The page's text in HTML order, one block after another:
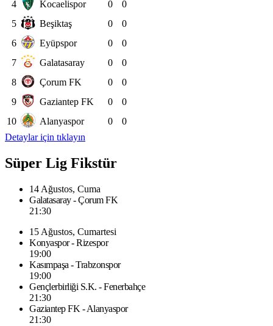
4 Kocaelispor 0
0
5
Beşiktaş 0
0
6
Eyüpspor 0
0
7
Galatasaray 0
0
8
Çorum FK 0
0
9
Gaziantep FK 0
0
10
Alanyaspor 0
0
Detaylar için tıklayın
Süper Lig Fikstür
14 Ağustos, Cuma
Galatasaray - Çorum FK
21:30
15 Ağustos, Cumartesi
Konyaspor - Rizespor
19:00
Kasımpaşa - Trabzonspor
19:00
Gençlerbirliği S.K. - Fenerbahçe
21:30
Gaziantep FK - Alanyaspor
21:30